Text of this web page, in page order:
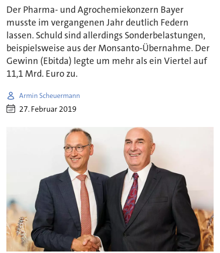
Der Pharma- und Agrochemiekonzern Bayer
musste im vergangenen Jahr deutlich Federn
lassen. Schuld sind allerdings Sonderbelastungen,
beispielsweise aus der Monsanto-Übernahme. Der
Gewinn (Ebitda) legte um mehr als ein Viertel auf
11,1 Mrd. Euro zu.
Armin Scheuermann
27. Februar 2019